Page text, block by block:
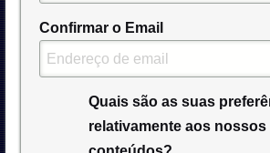
Confirmar o Email
Quais são as suas
relativamente aos nossos